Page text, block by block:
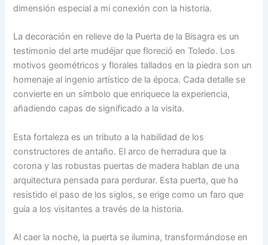
dimensión especial a mi conexión con la historia.
La decoración en relieve de la Puerta de la Bisagra es un
testimonio del arte mudéjar que floreció en Toledo. Los
motivos geométricos y florales tallados en la piedra son un
homenaje al ingenio artístico de la época. Cada detalle se
convierte en un símbolo que enriquece la experiencia,
añadiendo capas de significado a la visita.
Esta fortaleza es un tributo a la habilidad de los
constructores de antaño. El arco de herradura que la
corona y las robustas puertas de madera hablan de una
arquitectura pensada para perdurar. Esta puerta, que ha
resistido el paso de los siglos, se erige como un faro que
guía a los visitantes a través de la historia.
Al caer la noche, la puerta se ilumina, transformándose en